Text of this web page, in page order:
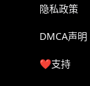
隐私政策
DMCA声明
❤️支持